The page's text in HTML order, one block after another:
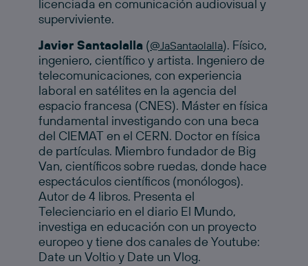
licenciada en comunicación audiovisual y
superviviente.
Javier Santaolalla (@JaSantaolalla). Físico,
ingeniero, científico y artista. Ingeniero de
telecomunicaciones, con experiencia
laboral en satélites en la agencia del
espacio francesa (CNES). Máster en física
fundamental investigando con una beca
del CIEMAT en el CERN. Doctor en física
de partículas. Miembro fundador de Big
Van, científicos sobre ruedas, donde hace
espectáculos científicos (monólogos).
Autor de 4 libros. Presenta el
Telecienciario en el diario El Mundo,
investiga en educación con un proyecto
europeo y tiene dos canales de Youtube:
Date un Voltio y Date un Vlog.